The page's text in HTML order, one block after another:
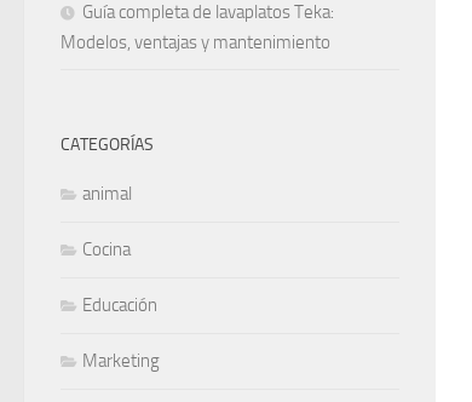
Guía completa de lavaplatos Teka:
Modelos, ventajas y mantenimiento
CATEGORÍAS
animal
Cocina
Educación
Marketing